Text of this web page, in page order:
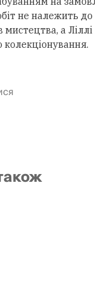
не належить до
мистецтва, а